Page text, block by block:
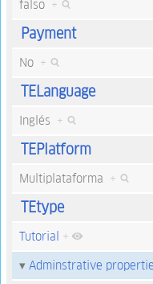
falso +
Payment
No +
TELanguage
Inglés +
TEPlatform
Multiplataforma +
TEtype
Tutorial +
Adminstrative